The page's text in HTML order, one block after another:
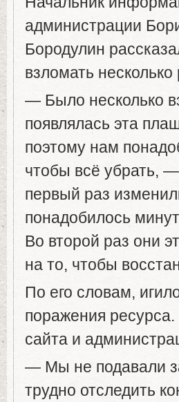
администрации
Бородулин
взломать
— Было несколько
появлялась эта
поэтому нам
чтобы всё убрать,
первый раз
понадобилось
Во второй раз они
на то, чтобы
По его словам,
поражения
сайта и
— Мы не подавали
трудно отследить